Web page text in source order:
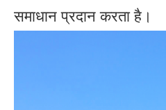
समाधान प्रदान करता है।